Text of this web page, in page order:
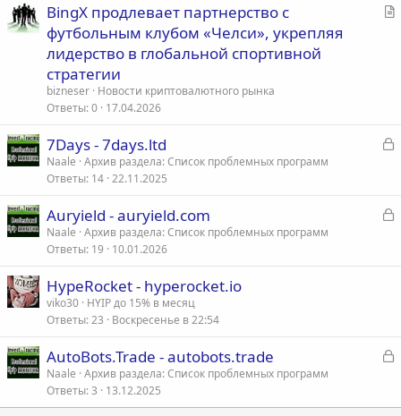
С
BingX продлевает партнерство с
футбольным клубом «Челси», укрепляя
лидерство в глобальной спортивной
стратегии
bizneser Новости криптовалютного рынка
Ответы 0 17.04.2026
З
7Days - 7days.ltd
Naale Архив раздела: Список проблемных программ
Ответы 14 22.11.2025
З
Auryield - auryield.com
Naale Архив раздела: Список проблемных программ
Ответы 19 10.01.2026
HypeRocket - hyperocket.io
viko30 HYIP до 15% в месяц
Ответы 23 Воскресенье в 22:54
З
р
AutoBots.Trade - autobots.trade
Naale Архив раздела: Список проблемных программ
Ответы 3 13.12.2025